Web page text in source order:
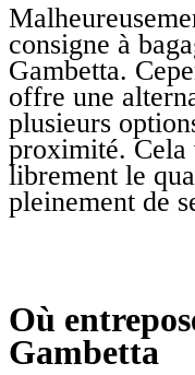
consigne à
Gambetta.
offre une
plusieurs
proximité. Cela
librement le
pleinement de
Où
Gambetta